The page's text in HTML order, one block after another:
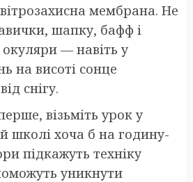
мембрана. Не
шапку, бафф і
окуляри — навіть у
на висоті сонце
снігу.
візьміть урок у
школі хоча б на годину-
підкажуть техніку
уникнути